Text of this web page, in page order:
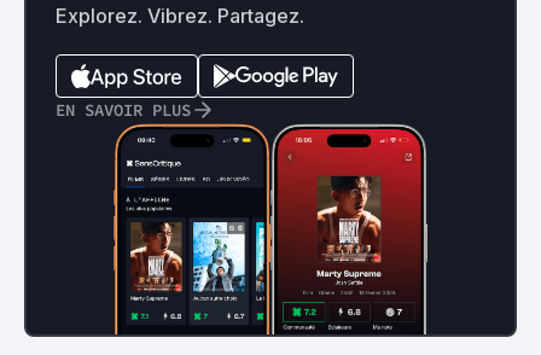
Explorez. Vibrez. Partagez.
EN SAVOIR PLUS